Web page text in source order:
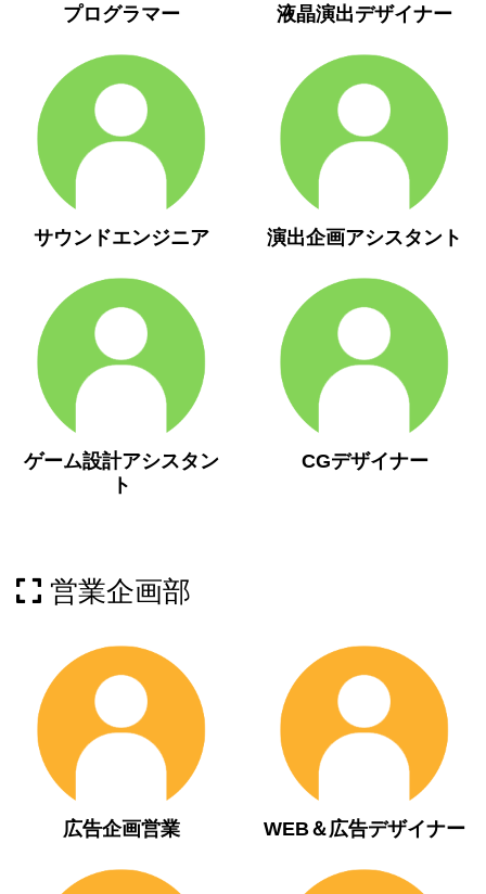
プログラマー 液晶演出デザイナー
サウンドエンジニア 演出企画アシスタント
ゲーム設計アシスタン
ト
CGデザイナー
営業企画部
広告企画営業 WEB＆広告デザイナー